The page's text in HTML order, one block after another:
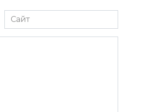
Сайт